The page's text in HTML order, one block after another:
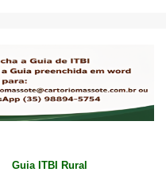
Guia ITBI Rural